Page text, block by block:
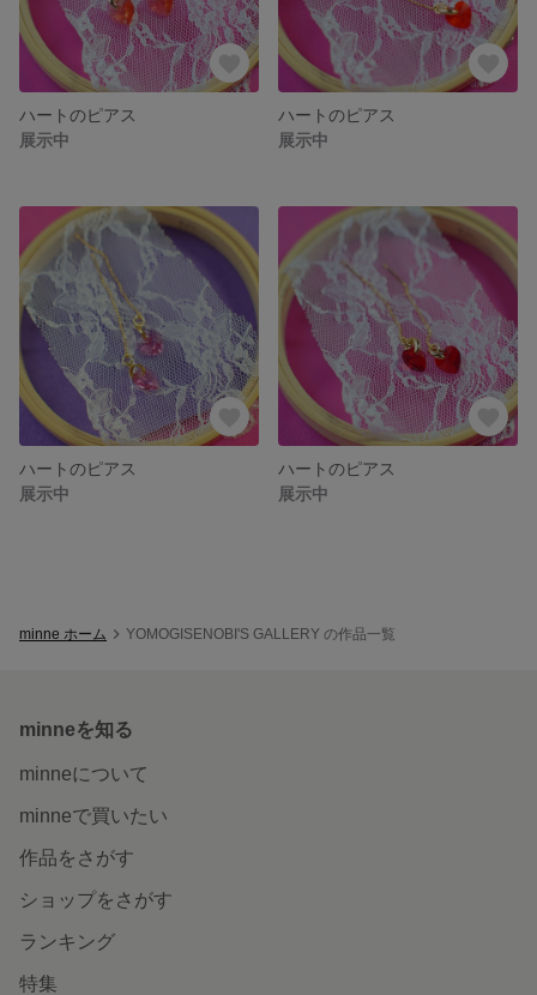
ハートのピアス
展示中
ハートのピアス
展示中
ハートのピアス
展示中
ハートのピアス
展示中
minne ホーム YOMOGISENOBI'S GALLERY の作品一覧
minneを知る
minneについて
minneで買いたい
作品をさがす
ショップをさがす
ランキング
特集